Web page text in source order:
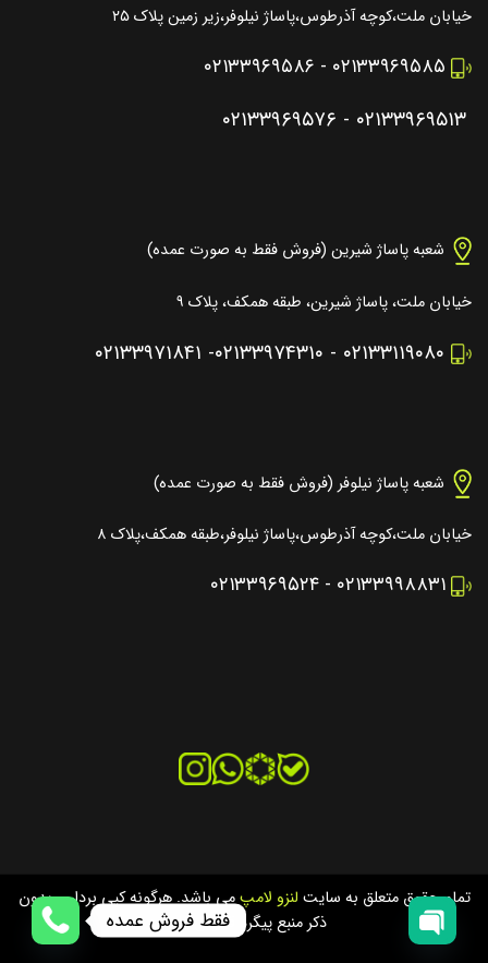
خیابان ملت،کوچه آذرطوس،پاساژ نیلوفر،زیر زمین پلاک ۲۵
۰۲۱۳۳۹۶۹۵۸۵ - ۰۲۱۳۳۹۶۹۵۸۶
۰۲۱۳۳۹۶۹۵۱۳ - ۰۲۱۳۳۹۶۹۵۷۶
شعبه پاساژ شیرین (فروش فقط به صورت عمده)
خیابان ملت، پاساژ شیرین، طبقه همکف، پلاک ۹
۰۲۱۳۳۱۱۹۰۸۰ - ۰۲۱۳۳۹۷۴۳۱۰- ۰۲۱۳۳۹۷۱۸۴۱
شعبه پاساژ نیلوفر (فروش فقط به صورت عمده)
خیابان ملت،کوچه آذرطوس،پاساژ نیلوفر،طبقه همکف،پلاک ۸
۰۲۱۳۳۹۹۸۸۳۱ - ۰۲۱۳۳۹۶۹۵۲۴
تمام حقوق متعلق به سایت لنزو لامپمی باشد. هرگونه کپی برداری بدون
ذکر منبع پیگرد قانونی دارد.
فقط فروش عمده